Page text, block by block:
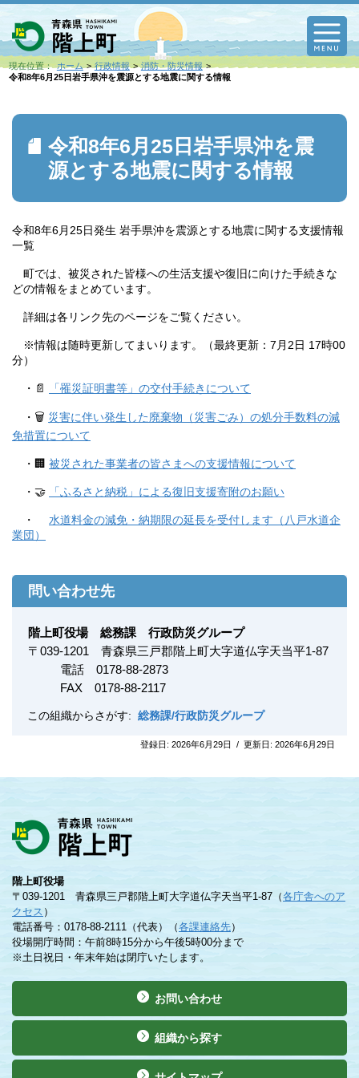
現在位置： ホーム 行政情報
消防・防災情報
令和8年6月25日岩手県沖を震源とする地震に関する情報
令和8年6月25日岩手県沖を震
源とする地震に関する情報
令和8年6月25日発生 岩手県沖を震源とする地震に関する支援情報
一覧
町では、被災された皆様への生活支援や復旧に向けた手続きな
どの情報をまとめています。
詳細は各リンク先のページをご覧ください。
※情報は随時更新してまいります。（最終更新：7月2日 17時00
分）
・📄 「罹災証明書等」の交付手続きについて
・🗑️ 災害に伴い発生した廃棄物（災害ごみ）の処分手数料の減
免措置について
・🏢 被災された事業者の皆さまへの支援情報について
・🤝 「ふるさと納税」による復旧支援寄附のお願い
・ 水道料金の減免・納期限の延長を受付します（八戸水道企
業団）
問い合わせ先
階上町役場 総務課 行政防災グループ
〒 039-1201
青森県三戸郡階上町大字道仏字天当平1-87
電話 0178-88-2873
FAX 0178-88-2117
この組織からさがす: 総務課/行政防災グループ
登録日: 2026年6月29日 / 更新日: 2026年6月29日
階上町役場
〒039-1201 青森県三戸郡階上町大字道仏字天当平1-87（各庁舎へのア
クセス ）
電話番号：0178-88-2111（代表）（各課連絡先）
役場開庁時間：午前8時15分から午後5時00分まで
※土日祝日・年末年始は閉庁いたします。
お問い合わせ
組織から探す